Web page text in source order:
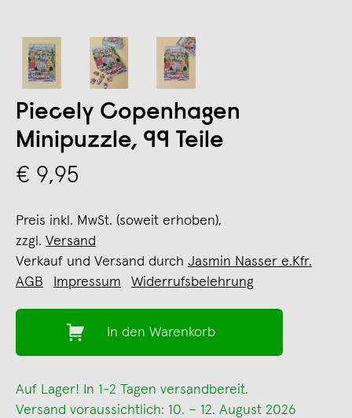
Piecely Copenhagen
Minipuzzle, 99 Teile
€ 9,95
Preis inkl. MwSt. (soweit erhoben),
zzgl. Versand
Verkauf und Versand durch Jasmin Nasser e.Kfr.
AGB
Impressum Widerrufsbelehrung
In den Warenkorb
Auf Lager! In 1-2 Tagen versandbereit.
Versand voraussichtlich: 10. – 12. August 2026